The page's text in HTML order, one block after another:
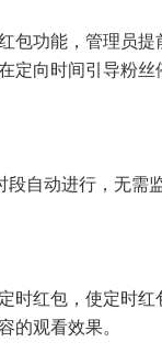
包功能，管理员
定向时间引导粉
自动进行，无需
时红包，使定时
的观看效果。